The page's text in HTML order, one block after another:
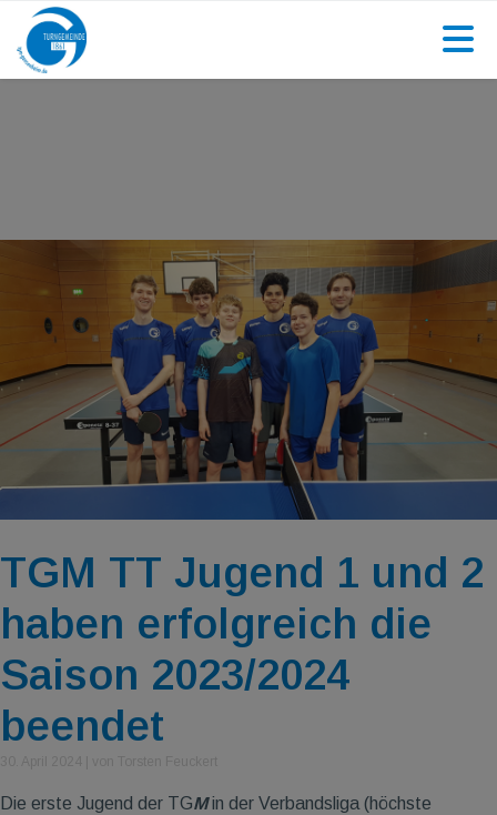
TGM TT Jugend 1 und 2
haben erfolgreich die
Saison 2023/2024
beendet
Die erste Jugend der TGMin der Verbandsliga (höchste